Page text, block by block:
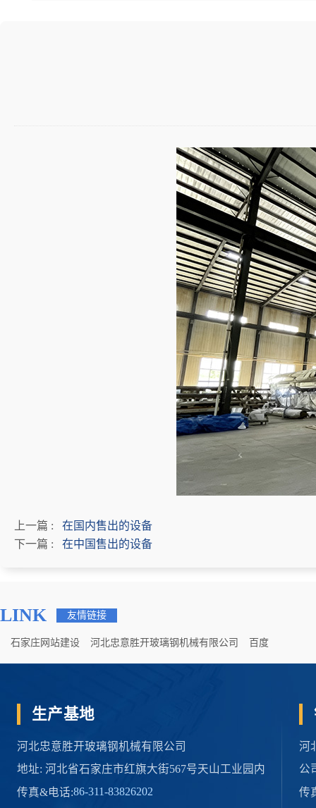
上一篇 : 在国内售出的设备
下一篇 : 在中国售出的设备
LINK 友情链接
石家庄网站建设 河北忠意胜开玻璃钢机械有限公司 百度
生产基地
河北忠意胜开玻璃钢机械有限公司
地址: 河北省石家庄市红旗大街567号天山工业园内
传真&电话:86-311-83826202
河
公
传